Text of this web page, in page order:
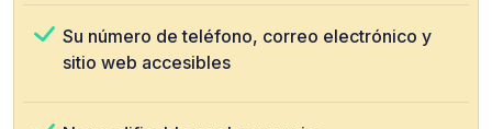
Su número de teléfono, correo electrónico y
sitio web accesibles